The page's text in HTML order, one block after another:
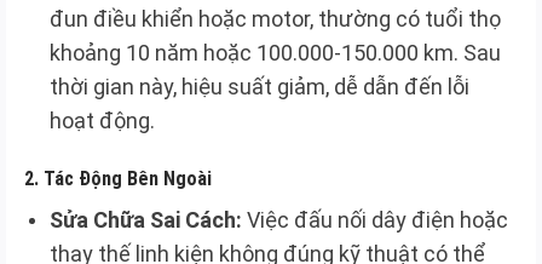
đun điều khiển hoặc motor, thường có tuổi thọ
khoảng 10 năm hoặc 100.000-150.000 km. Sau
thời gian này, hiệu suất giảm, dễ dẫn đến lỗi
hoạt động.
2. Tác Động Bên Ngoài
Sửa Chữa Sai Cách: Việc đấu nối dây điện hoặc
thay thế linh kiện không đúng kỹ thuật có thể